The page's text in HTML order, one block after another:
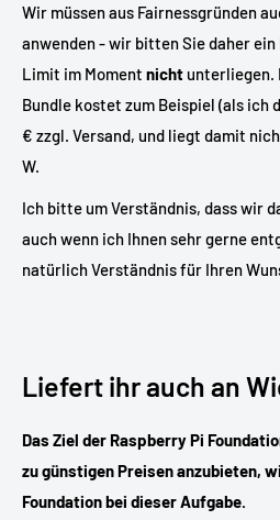
Wir müssen aus Fairnessgründen
anwenden - wir bitten Sie daher ein
Limit im Moment nicht unterliegen.
Bundle kostet zum Beispiel (als ich
€ zzgl. Versand, und liegt damit
W.
Ich bitte um Verständnis, dass wir
auch wenn ich Ihnen sehr gerne
natürlich Verständnis für Ihren
Liefert ihr auch an
Das Ziel der Raspberry Pi
zu günstigen Preisen anzubieten,
Foundation bei dieser Aufgabe.